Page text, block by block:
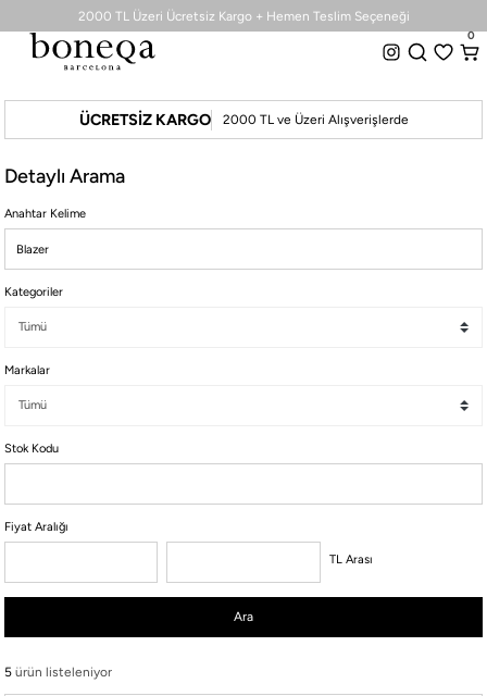
2000 TL Üzeri Ücretsiz Kargo + Hemen Teslim Seçeneği
Tüm Koleksiyonlarda %50 ye Varan İndirim
2000 TL Üzeri Ücretsiz Kargo + Hemen Teslim Seçeneği
0
ÜCRETSİZ KARGO 2000 TL ve Üzeri Alışverişlerde
Detaylı Arama
Anahtar Kelime
Kategoriler
Markalar
Stok Kodu
Fiyat Aralığı
TL Arası
Ara
5 ürün listeleniyor
26 SS İLKBAHAR-YAZ
TÜM KOLEKSİYONLAR
ELBİSE
BLUZ & GÖMLEK
CEKET & YELEK
ETEK
PANTOLON
PARTİ & GECE KOLEKSİYONU
SPOR KOLEKSİYON
Şehrin sokaklarını Barcelona'nın Akdeniz rüzgarıyla dans eden coşkulu ritimleriyle